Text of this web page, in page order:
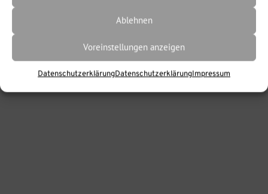
Ablehnen
Voreinstellungen anzeigen
DatenschutzerklärungDatenschutzerklärungImpressum